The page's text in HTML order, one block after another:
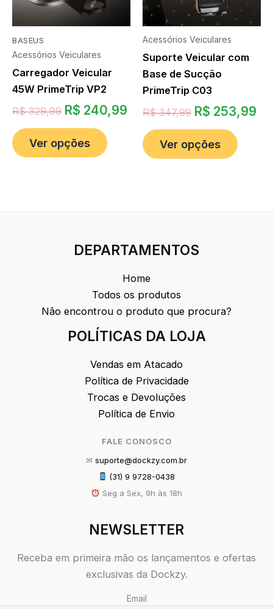
BASEUS
Acessórios Veiculares
Carregador Veicular
45W PrimeTrip VP2
R$329,99 R$ 240,99
Ver opções
Acessórios Veiculares
Suporte Veicular com
Base de Sucção
PrimeTrip C03
R$347,99 R$ 253,99
Ver opções
DEPARTAMENTOS
Home
Todos os produtos
Não encontrou o produto que procura?
POLÍTICAS DA LOJA
Vendas em Atacado
Política de Privacidade
Trocas e Devoluções
Política de Envio
FALE CONOSCO
✉ suporte@dockzy.com.br
(31) 9 9728-0438
Seg a Sex, 9h às 18h
NEWSLETTER
Receba em primeira mão os lançamentos e ofertas
exclusivas da Dockzy.
Email